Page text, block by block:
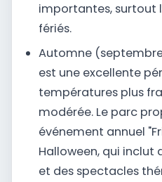
importantes, surtout
fériés.
Automne
est une excellente
températures plus
modérée. Le parc
événement annuel
Halloween, qui inclut
et des spectacles